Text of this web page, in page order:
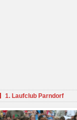
1. Laufclub Parndorf